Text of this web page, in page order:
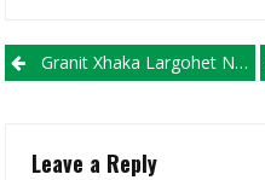
Post navigation
Granit Xhaka Largohet Nga Arsenali!
Leave a Reply